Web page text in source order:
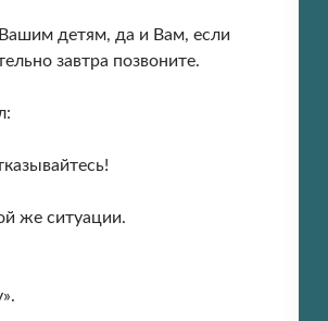
детям, да и Вам, если
завтра позвоните.
же ситуации.